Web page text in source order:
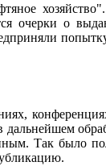
о
Так